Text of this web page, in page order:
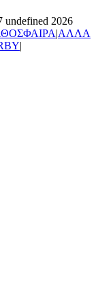
undefined 2026
|ΑΛΛΑ
|